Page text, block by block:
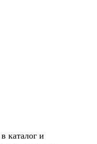
каталог и